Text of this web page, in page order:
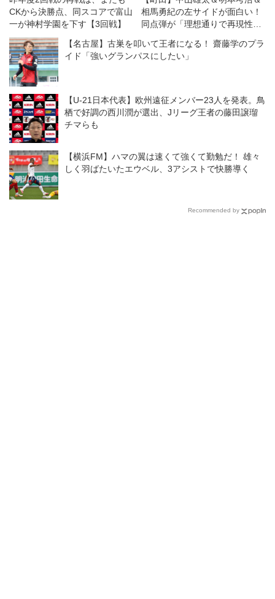
CKから決勝点、同スコアで富山
一が神村学園を下す【3回戦】
相馬勇紀の左サイドが面白い！
同点弾が「理想通りで再現性も
【名古屋】古巣を叩いて王者になる！ 齋藤学のプラ
イド「強いグランパスにしたい」
【U-21日本代表】欧州遠征メンバー23人を発表。鳥
栖で好調の西川潤が選出、Jリーグ王者の藤田譲瑠
チマらも
【横浜FM】ハマの翼は速くて強くて勤勉だ！ 雄々
しく羽ばたいたエウベル、3アシストで快勝導く
Recommended by